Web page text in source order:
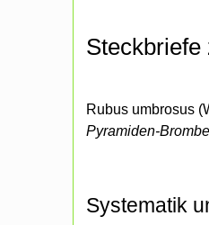
Steckbriefe
Rubus umbrosus
Pyramiden-
Systematik